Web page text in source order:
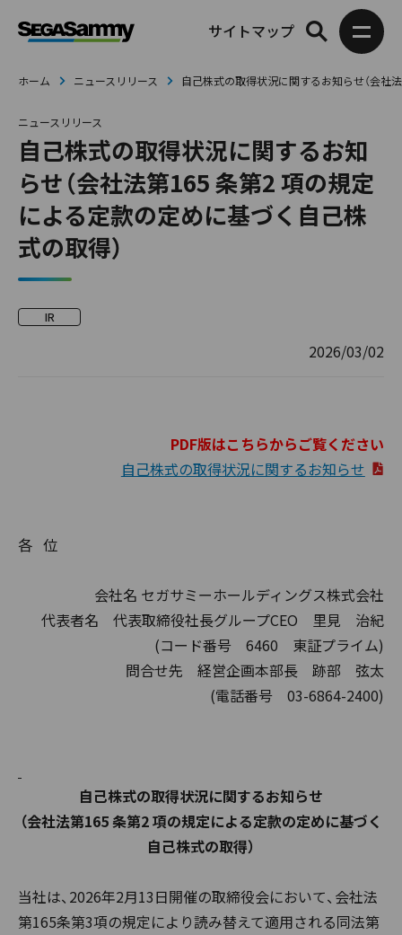
サイトマップ
ホーム ニュースリリース 自己株式の取得状況に関するお知らせ（会社
ニュースリリース
自己株式の取得状況に関するお知
らせ（会社法第165 条第2 項の規定
による定款の定めに基づく自己株
式の取得）
IR
2026/03/02
PDF版はこちらからご覧ください
自己株式の取得状況に関するお知らせ
各 位
会社名 セガサミーホールディングス株式会社
代表者名 代表取締役社長グループCEO 里見 治紀
(コード番号 6460 東証プライム)
問合せ先 経営企画本部長 跡部 弦太
(電話番号 03-6864-2400)
自己株式の取得状況に関するお知らせ
（会社法第165 条第2 項の規定による定款の定めに基づく
自己株式の取得）
当社は、2026年2月13日開催の取締役会において、会社法
第165条第3項の規定により読み替えて適用される同法第